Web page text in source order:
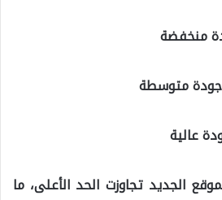
الجديد تجاوزت الحد الأعلى، ما